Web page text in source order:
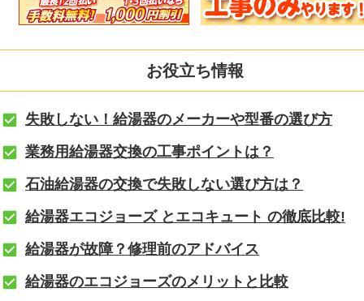
お役立ち情報
失敗しない！給湯器のメーカーや型番の選び方
業務用給湯器交換の工事ポイントは？
石油給湯器の交換で失敗しない選び方は？
給湯器エコジョーズ とエコキュート の徹底比較!
給湯器が故障？修理前のアドバイス
給湯器のエコジョーズのメリットと比較